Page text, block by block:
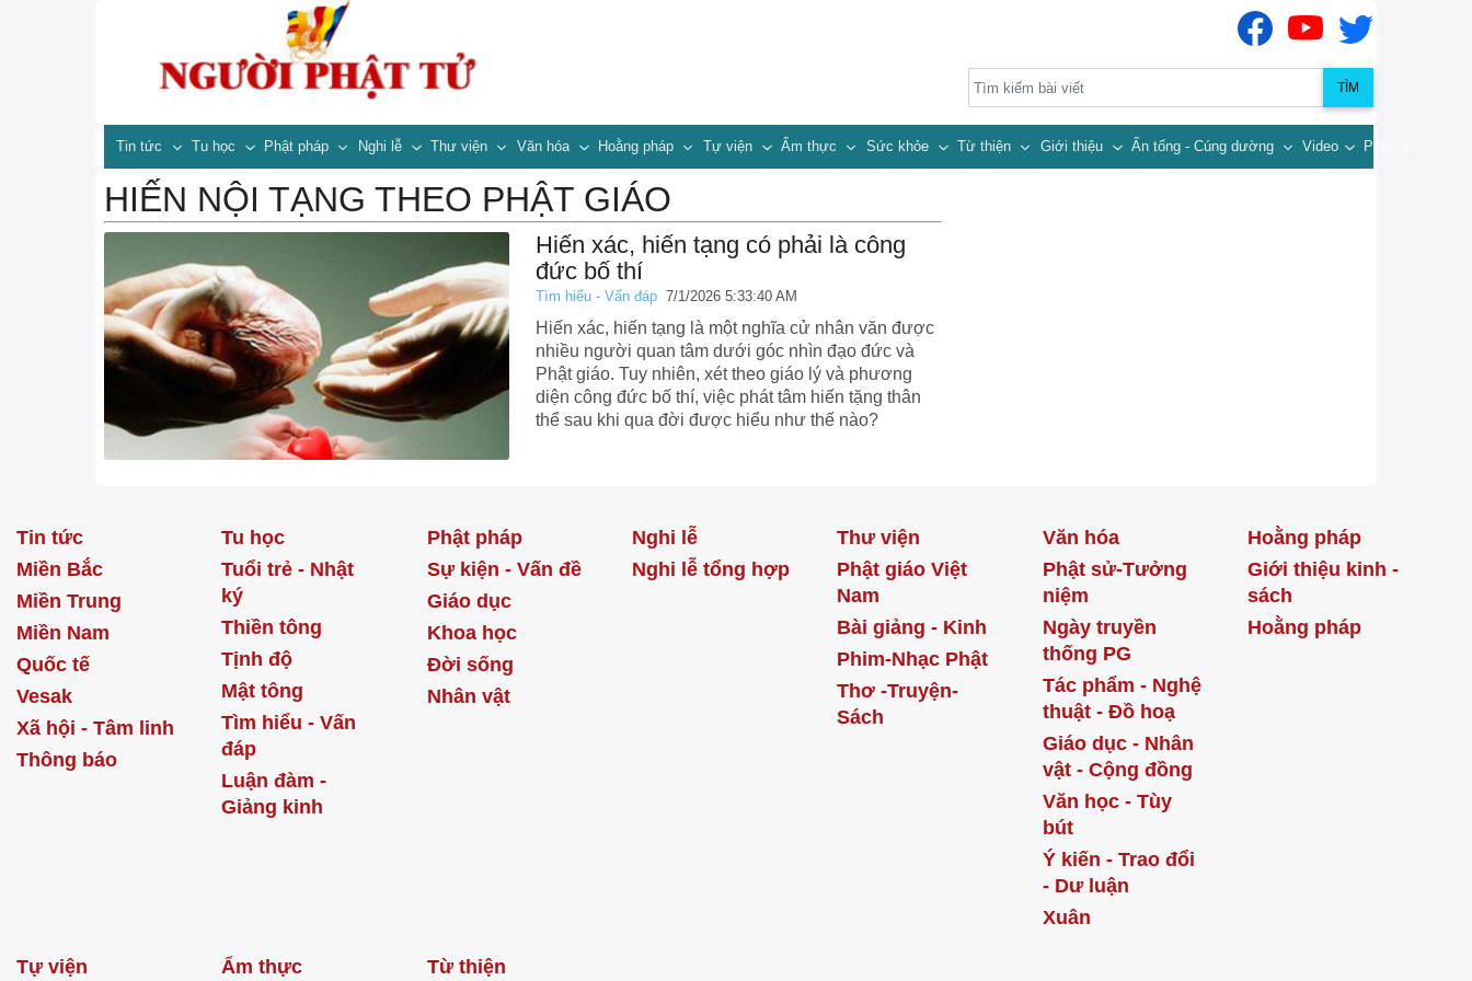
TÌM
Tin tức Tu học Phật pháp Nghi lễ Thư viện Văn hóa Hoằng pháp Tự viện Ẩm thực Sức khỏe Từ thiện Giới thiệu Ấn tống - Cúng dường Video Pháp âm
HIẾN NỘI TẠNG THEO PHẬT GIÁO
Hiến xác, hiến tạng có phải là công
đức bố thí
Tìm hiểu - Vấn đáp 7/1/2026 5:33:40 AM
Hiến xác, hiến tạng là một nghĩa cử nhân văn được
nhiều người quan tâm dưới góc nhìn đạo đức và
Phật giáo. Tuy nhiên, xét theo giáo lý và phương
diện công đức bố thí, việc phát tâm hiến tặng thân
thể sau khi qua đời được hiểu như thế nào?
Tin tức
Miền Bắc
Miền Trung
Miền Nam
Quốc tế
Vesak
Xã hội - Tâm linh
Thông báo
Tu học
Tuổi trẻ - Nhật
ký
Thiền tông
Tịnh độ
Mật tông
Tìm hiểu - Vấn
đáp
Luận đàm -
Giảng kinh
Phật pháp
Sự kiện - Vấn đề
Giáo dục
Khoa học
Đời sống
Nhân vật
Nghi lễ
Nghi lễ tổng hợp
Thư viện
Phật giáo Việt
Nam
Bài giảng - Kinh
Phim-Nhạc Phật
Thơ -Truyện-
Sách
Văn hóa
Phật sử-Tưởng
niệm
Ngày truyền
thống PG
Tác phẩm - Nghệ
thuật - Đồ hoạ
Giáo dục - Nhân
vật - Cộng đồng
Văn học - Tùy
bút
Ý kiến - Trao đổi
- Dư luận
Xuân
Hoằng pháp
Giới thiệu kinh -
sách
Hoằng pháp
Tự viện Ẩm thực Từ thiện